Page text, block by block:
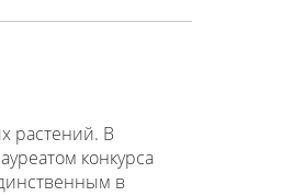
растений. В
конкурса
в